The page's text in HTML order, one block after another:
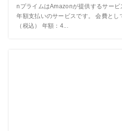
nプライムはAmazonが提供するサービ
年額支払いのサービスです。 会費とし
（税込） 年額：4...